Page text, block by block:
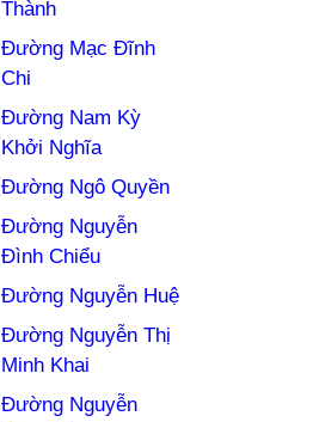
Thành
Đường Mạc Đĩnh
Chi
Đường Nam Kỳ
Khởi Nghĩa
Đường Ngô Quyền
Đường Nguyễn
Đình Chiểu
Đường Nguyễn Huệ
Đường Nguyễn Thị
Minh Khai
Đường Nguyễn